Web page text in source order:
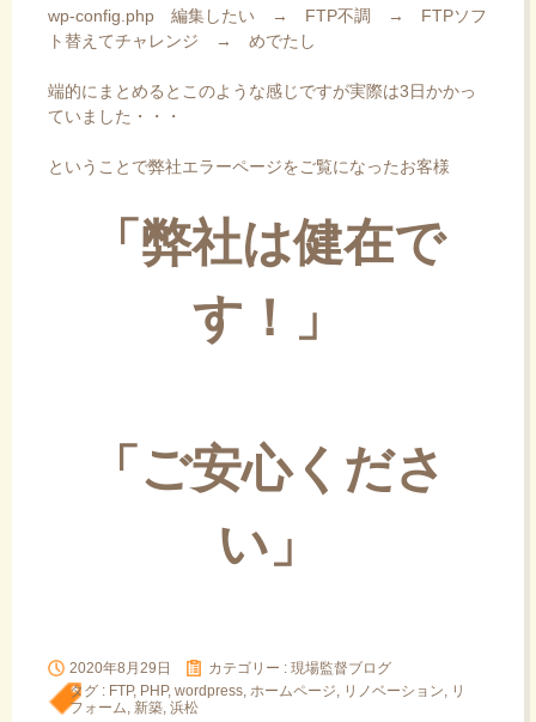
wp-config.php 編集したい → FTP不調 → FTPソフ
ト替えてチャレンジ → めでたし
端的にまとめるとこのような感じですが実際は3日かかっ
ていました・・・
ということで弊社エラーページをご覧になったお客様
「弊社は健在で
す！」
「ご安心くださ
い」
2020年8月29日 カテゴリー : 現場監督ブログ
タグ : FTP, PHP, wordpress ホームページ リノベーション
リ
フォーム 新築 浜松